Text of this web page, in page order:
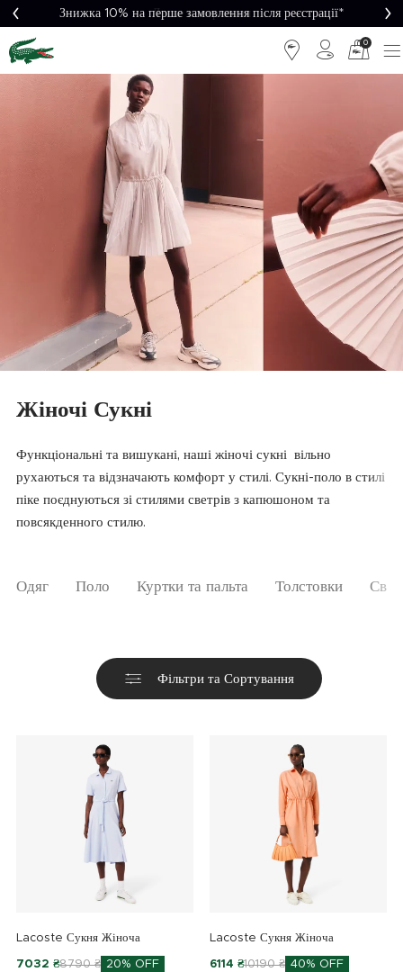
Легке повернення
0
Жіночі Сукні
Функціональні та вишукані, наші жіночі сукні вільно
рухаються та відзначають комфорт у стилі. Сукні-поло в стилі
піке поєднуються зі стилями светрів з капюшоном та
повсякденного стилю.
Одяг Поло Куртки та пальта Толстовки
Фільтри та Сортування
Lacoste Сукня Жіноча
7032 ₴8790 ₴ 20% OFF
Lacoste Сукня Жіноча
6114 ₴10190 ₴ 40% OFF